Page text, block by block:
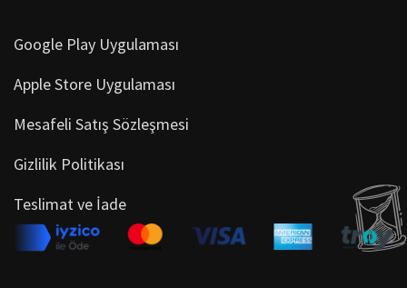
Google Play Uygulaması
Apple Store Uygulaması
Mesafeli Satış Sözleşmesi
Gizlilik Politikası
Teslimat ve İade